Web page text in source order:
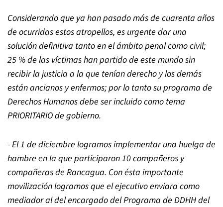
Considerando que ya han pasado más de cuarenta años
de ocurridas estos atropellos, es urgente dar una
solución definitiva tanto en el ámbito penal como civil;
25 % de las víctimas han partido de este mundo sin
recibir la justicia a la que tenían derecho y los demás
están ancianos y enfermos; por lo tanto su programa de
Derechos Humanos debe ser incluido como tema
PRIORITARIO de gobierno.
- El 1 de diciembre logramos implementar una huelga de
hambre en la que participaron 10 compañeros y
compañeras de Rancagua. Con ésta importante
movilización logramos que el ejecutivo enviara como
mediador al del encargado del Programa de DDHH del